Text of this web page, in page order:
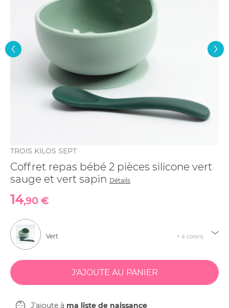
TROIS KILOS SEPT
Coffret repas bébé 2 pièces silicone vert
sauge et vert sapin Détails
14,90 €
Vert + 4 coloris
J'ajoute à ma liste de naissance